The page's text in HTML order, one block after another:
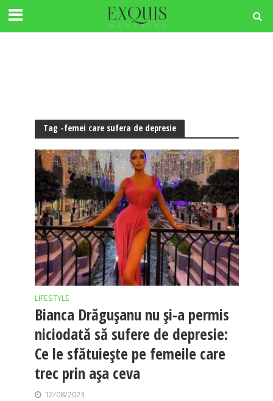
Tag -femei care sufera de depresie
LIFESTYLE
Bianca Drăgușanu nu și-a permis
niciodată să sufere de depresie:
Ce le sfătuiește pe femeile care
trec prin așa ceva
12/08/2023